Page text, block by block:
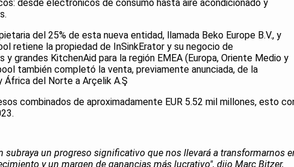
desde electrónicos de consumo hasta aire acondicionado y
del 25% de esta nueva entidad, llamada Beko Europe B.V., y
retiene la propiedad de InSinkErator y su negocio de
grandes KitchenAid para la región EMEA (Europa, Oriente Medio y
también completó la venta, previamente anunciada, de la
África del Norte a Arçelik A.Ş
combinados de aproximadamente EUR 5.52 mil millones, esto
subraya un progreso significativo que nos llevará a transformarnos
y un margen de ganancias más lucrativo", dijo Marc Bitzer,